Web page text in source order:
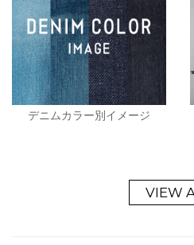
デニムカラー別イメージ
VIEW